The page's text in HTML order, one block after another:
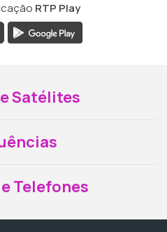
RTP Play
Satélites
Telefones